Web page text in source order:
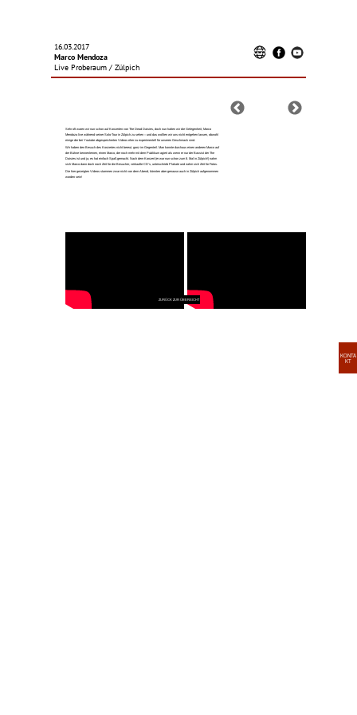
16.03.2017
Marco Mendoza
Live Proberaum / Zülpich
‍Sehr oft waren wir nun schon auf Konzerten von The Dead Daisies, doch nun hatten wir die Gelegenheit, Marco
Mendoza live während seiner Solo-Tour in Zülpich zu sehen – und das wollten wir uns nicht entgehen lassen, obwohl
einige der bei Youtube abgespeicherten Videos eher zu experimentell für unseren Geschmack sind.
‍Wir haben den Besuch des Konzertes nicht bereut, ganz im Gegenteil. Man konnte durchaus einen anderen Marco auf
der Bühne kennenlernen, einen Marco, der noch mehr mit dem Publikum agiert als wenn er nur der Bassist der The
Daisies ist und ja, es hat einfach Spaß gemacht. Nach dem Konzert (er war nun schon zum 8. Mal in Zülpich!) nahm
sich Marco dann doch noch Zeit für die Besucher, verkaufte CD’s, unterschrieb Plakate und nahm sich Zeit für Fotos.
‍Die hier gezeigten Videos stammen zwar nicht von dem Abend, könnten aber genauso auch in Zülpich aufgenommen
worden sein!
ZURÜCK ZUR ÜBERSICHT
KONTA
KT